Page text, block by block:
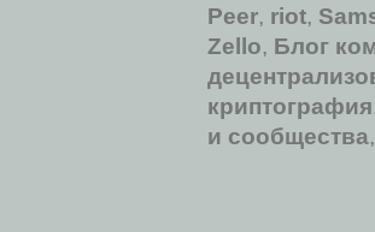
Peer, riot,
Zello, Блог
криптография
и сообщества